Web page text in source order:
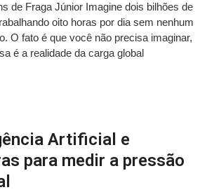
de Fraga Júnior Imagine dois bilhões de
oito horas por dia sem nenhum
O fato é que você não precisa imaginar,
é a realidade da carga global
Artificial e
para medir a pressão